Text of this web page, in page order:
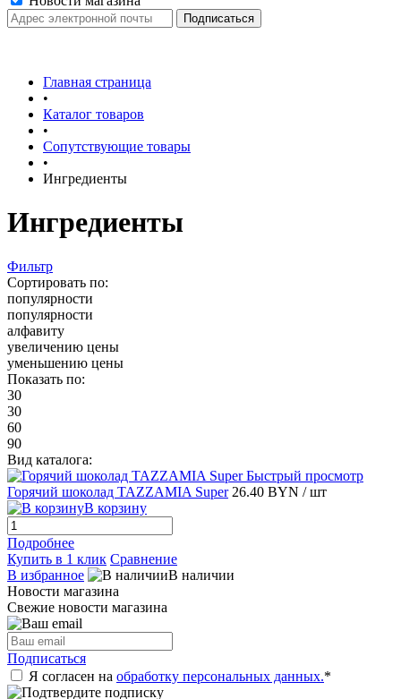
Главная страница
•
Каталог товаров
•
Сопутствующие товары
•
Ингредиенты
Ингредиенты
Фильтр
Сортировать по:
популярности
популярности
алфавиту
увеличению цены
уменьшению цены
Показать по:
30
30
60
90
Вид каталога:
Быстрый просмотр
Горячий шоколад TAZZAMIA Super 26.40 BYN / шт
В корзину
Подробнее
Купить в 1 клик Сравнение
В избранное
В наличии
Новости магазина
Свежие новости магазина
Подписаться
Я согласен на обработку персональных данных.*